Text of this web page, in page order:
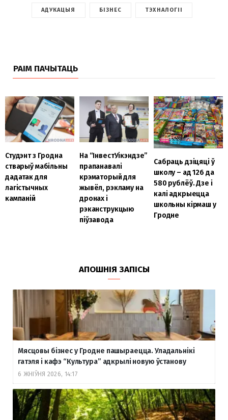
АДУКАЦЫЯ БІЗНЕС ТЭХНАЛОГІІ
РАІМ ПАЧЫТАЦЬ
Студэнт з Гродна
стварыў мабільны
дадатак для
лагістычных
кампаній
На “ІнвестУікэндзе”
прапанавалі
крэматорый для
жывёл, рэкламу на
дронах і
рэканструкцыю
піўзавода
Сабраць дзіцяці ў
школу – ад 126 да
580 рублёў. Дзе і
калі адкрыецца
школьны кірмаш у
Гродне
АПОШНІЯ ЗАПІСЫ
Мясцовы бізнес у Гродне пашыраецца. Уладальнікі
гатэля і кафэ “Культура” адкрылі новую ўстанову
6 ЖНІЎНЯ 2026, 14:17